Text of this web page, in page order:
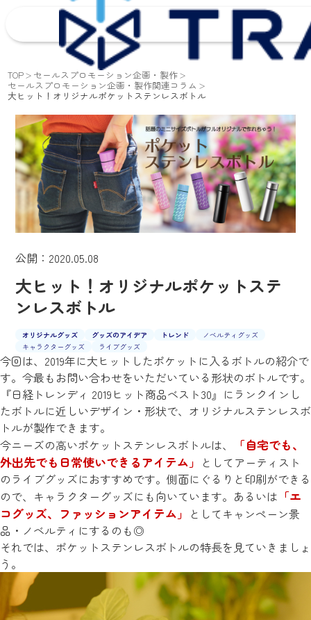
TOP セールスプロモーション企画・製作
セールスプロモーション企画・製作関連コラム
大ヒット！オリジナルポケットステンレスボトル
公開：2020.05.08
大ヒット！オリジナルポケットステ
ンレスボトル
オリジナルグッズ グッズのアイデア トレンド
ノベルティグッズ
キャラクターグッズ
ライブグッズ
今回は、2019年に大ヒットしたポケットに入るボトルの紹介で
す。今最もお問い合わせをいただいている形状のボトルです。
『日経トレンディ 2019ヒット商品ベスト30』にランクインし
たボトルに近しいデザイン・形状で、オリジナルステンレスボ
トルが製作できます。
今ニーズの高いポケットステンレスボトルは、
「自宅でも、
外出先でも日常使いできるアイテム」 としてアーティスト
のライブグッズにおすすめです。側面にぐるりと印刷ができる
ので、キャラクターグッズにも向いています。あるいは 「エ
コグッズ、ファッションアイテム」 としてキャンペーン景
品・ノベルティにするのも◎
それでは、ポケットステンレスボトルの特長を見ていきましょ
う。